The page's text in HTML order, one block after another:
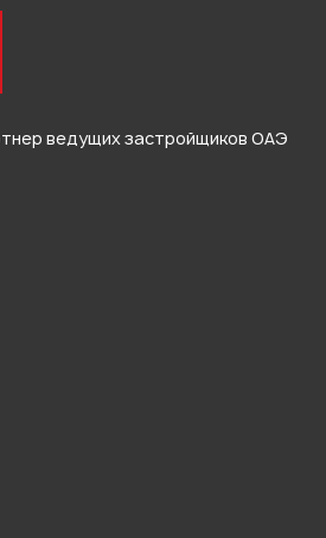
ведущих застройщиков ОАЭ